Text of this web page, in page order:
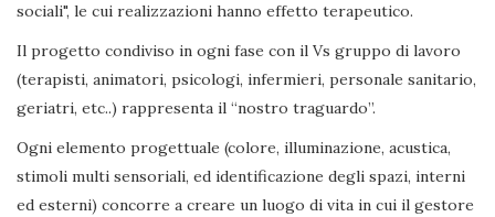
sociali", le cui realizzazioni hanno effetto terapeutico.
Il progetto condiviso in ogni fase con il Vs gruppo di lavoro
(terapisti, animatori, psicologi, infermieri, personale sanitario,
geriatri, etc..) rappresenta il “nostro traguardo”.
Ogni elemento progettuale (colore, illuminazione, acustica,
stimoli multi sensoriali, ed identificazione degli spazi, interni
ed esterni) concorre a creare un luogo di vita in cui il gestore